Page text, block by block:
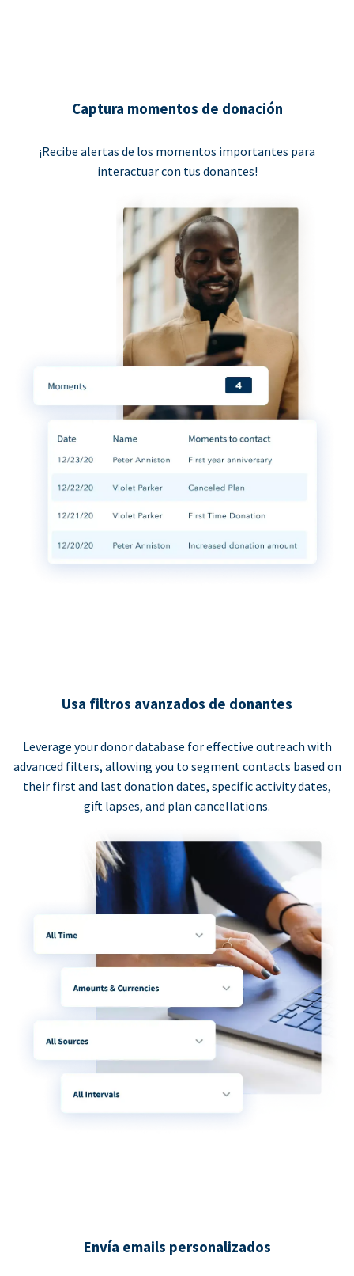
Captura momentos de donación
¡Recibe alertas de los momentos importantes para
interactuar con tus donantes!
Usa filtros avanzados de donantes
Leverage your donor database for effective outreach with
advanced filters, allowing you to segment contacts based on
their first and last donation dates, specific activity dates,
gift lapses, and plan cancellations.
Envía emails personalizados